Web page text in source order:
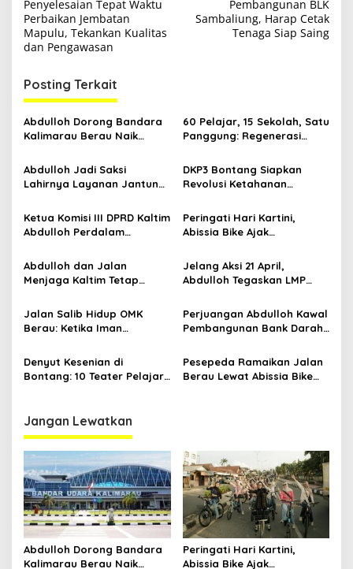
v
i
a
s
i
o
Penyelesaian Tepat Waktu
Perbaikan Jembatan
Mapulu, Tekankan Kualitas
dan Pengawasan
Pembangunan BLK
Sambaliung, Harap Cetak
Tenaga Siap Saing
Posting Terkait
Abdulloh Dorong Bandara
Kalimarau Berau Naik
Internasional Kaltim
60 Pelajar, 15 Sekolah, Satu
Panggung: Regenerasi
Jalannya
Abdulloh Jadi Saksi
Lahirnya Layanan Jantung
Jawaban Kebutuhan
Rakyat
DKP3 Bontang Siapkan
Revolusi Ketahanan
Smartani Jadi Senjata
Ketua Komisi III DPRD Kaltim
Abdulloh Perdalam
Bangku Doktoral
Peringati Hari Kartini,
Abissia Bike Ajak
Sambil Berkebaya
Abdulloh dan Jalan
Menjaga Kaltim Tetap
Gelombang Aksi 21 April
Jelang Aksi 21 April,
Abdulloh Tegaskan LMP
Kondusifitas Bersama TNI-
Polri
Jalan Salib Hidup OMK
Berau: Ketika Iman
Panggung
Perjuangan Abdulloh Kawal
Pembangunan Bank Darah
Kesehatan Warga Utama
Denyut Kesenian di
Bontang: 10 Teater Pelajar
Pesepeda Ramaikan Jalan
Berau Lewat Abissia Bike
Jangan Lewatkan
Abdulloh Dorong Bandara
Kalimarau Berau Naik
Peringati Hari Kartini,
Abissia Bike Ajak